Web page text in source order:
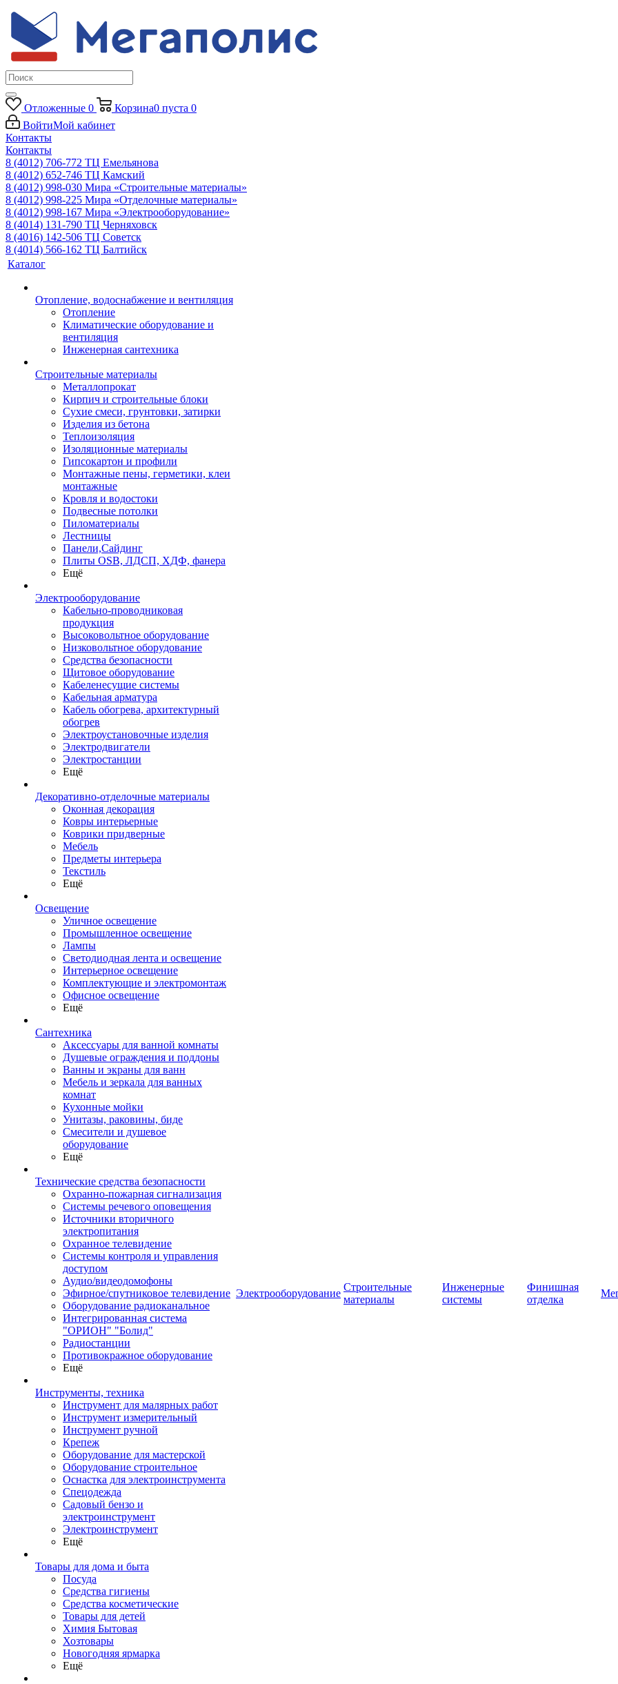
Отложенные 0 Корзина0 пуста 0
ВойтиМой кабинет
Контакты
Контакты
8 (4012) 706-772 ТЦ Емельянова
8 (4012) 652-746 ТЦ Камский
8 (4012) 998-030 Мира «Строительные материалы»
8 (4012) 998-225 Мира «Отделочные материалы»
8 (4012) 998-167 Мира «Электрооборудование»
8 (4014) 131-790 ТЦ Черняховск
8 (4016) 142-506 ТЦ Советск
8 (4014) 566-162 ТЦ Балтийск
Каталог
Отопление, водоснабжение и вентиляция
Отопление
Климатические оборудование и
вентиляция
Инженерная сантехника
Строительные материалы
Металлопрокат
Кирпич и строительные блоки
Сухие смеси, грунтовки, затирки
Изделия из бетона
Теплоизоляция
Изоляционные материалы
Гипсокартон и профили
Монтажные пены, герметики, клеи
монтажные
Кровля и водостоки
Подвесные потолки
Пиломатериалы
Лестницы
Панели,Сайдинг
Плиты OSB, ЛДСП, ХДФ, фанера
Ещё
Электрооборудование
Кабельно-проводниковая
продукция
Высоковольтное оборудование
Низковольтное оборудование
Средства безопасности
Щитовое оборудование
Кабеленесущие системы
Кабельная арматура
Кабель обогрева, архитектурный
обогрев
Электроустановочные изделия
Электродвигатели
Электростанции
Ещё
Декоративно-отделочные материалы
Оконная декорация
Ковры интерьерные
Коврики придверные
Мебель
Предметы интерьера
Текстиль
Ещё
Освещение
Уличное освещение
Промышленное освещение
Лампы
Светодиодная лента и освещение
Интерьерное освещение
Комплектующие и электромонтаж
Офисное освещение
Ещё
Сантехника
Аксессуары для ванной комнаты
Душевые ограждения и поддоны
Ванны и экраны для ванн
Мебель и зеркала для ванных
комнат
Кухонные мойки
Унитазы, раковины, биде
Смесители и душевое
оборудование
Ещё
Технические средства безопасности
Охранно-пожарная сигнализация
Системы речевого оповещения
Источники вторичного
электропитания
Охранное телевидение
Системы контроля и управления
доступом
Аудио/видеодомофоны
Эфирное/спутниковое телевидение
Оборудование радиоканальное
Интегрированная система
"ОРИОН" "Болид"
Радиостанции
Противокражное оборудование
Ещё
Инструменты, техника
Инструмент для малярных работ
Инструмент измерительный
Инструмент ручной
Крепеж
Оборудование для мастерской
Оборудование строительное
Оснастка для электроинструмента
Спецодежда
Садовый бензо и
электроинструмент
Электроинструмент
Ещё
Товары для дома и быта
Посуда
Средства гигиены
Средства косметические
Товары для детей
Химия Бытовая
Хозтовары
Новогодняя ярмарка
Ещё
Электрооборудование
Строительные
материалы
Инженерные
системы
Финишная
отделка